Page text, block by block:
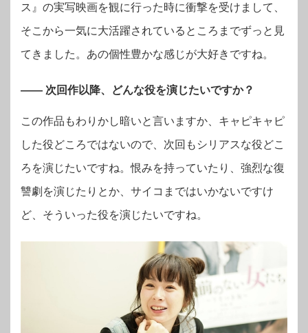
ス』の実写映画を観に行った時に衝撃を受けまして、
そこから一気に大活躍されているところまでずっと見
てきました。あの個性豊かな感じが大好きですね。
―― 次回作以降、どんな役を演じたいですか？
この作品もわりかし暗いと言いますか、キャピキャピ
した役どころではないので、次回もシリアスな役どこ
ろを演じたいですね。恨みを持っていたり、強烈な復
讐劇を演じたりとか、サイコまではいかないですけ
ど、そういった役を演じたいですね。